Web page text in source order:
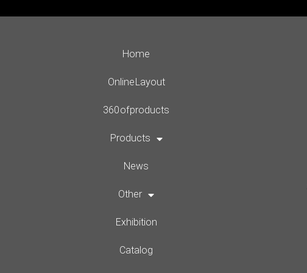
Home
Online Layout
360 of products
Products
News
Other
Exhibition
Catalog